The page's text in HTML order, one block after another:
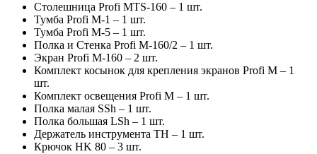
Столешница Profi MTS-160 – 1 шт.
Тумба Profi M-1 – 1 шт.
Тумба Profi M-5 – 1 шт.
Полка и Стенка Profi M-160/2 – 1 шт.
Экран Profi M-160 – 2 шт.
Комплект косынок для крепления экранов Profi M – 1
шт.
Комплект освещения Profi M – 1 шт.
Полка малая SSh – 1 шт.
Полка большая LSh – 1 шт.
Держатель инструмента TH – 1 шт.
Крючок HK 80 – 3 шт.